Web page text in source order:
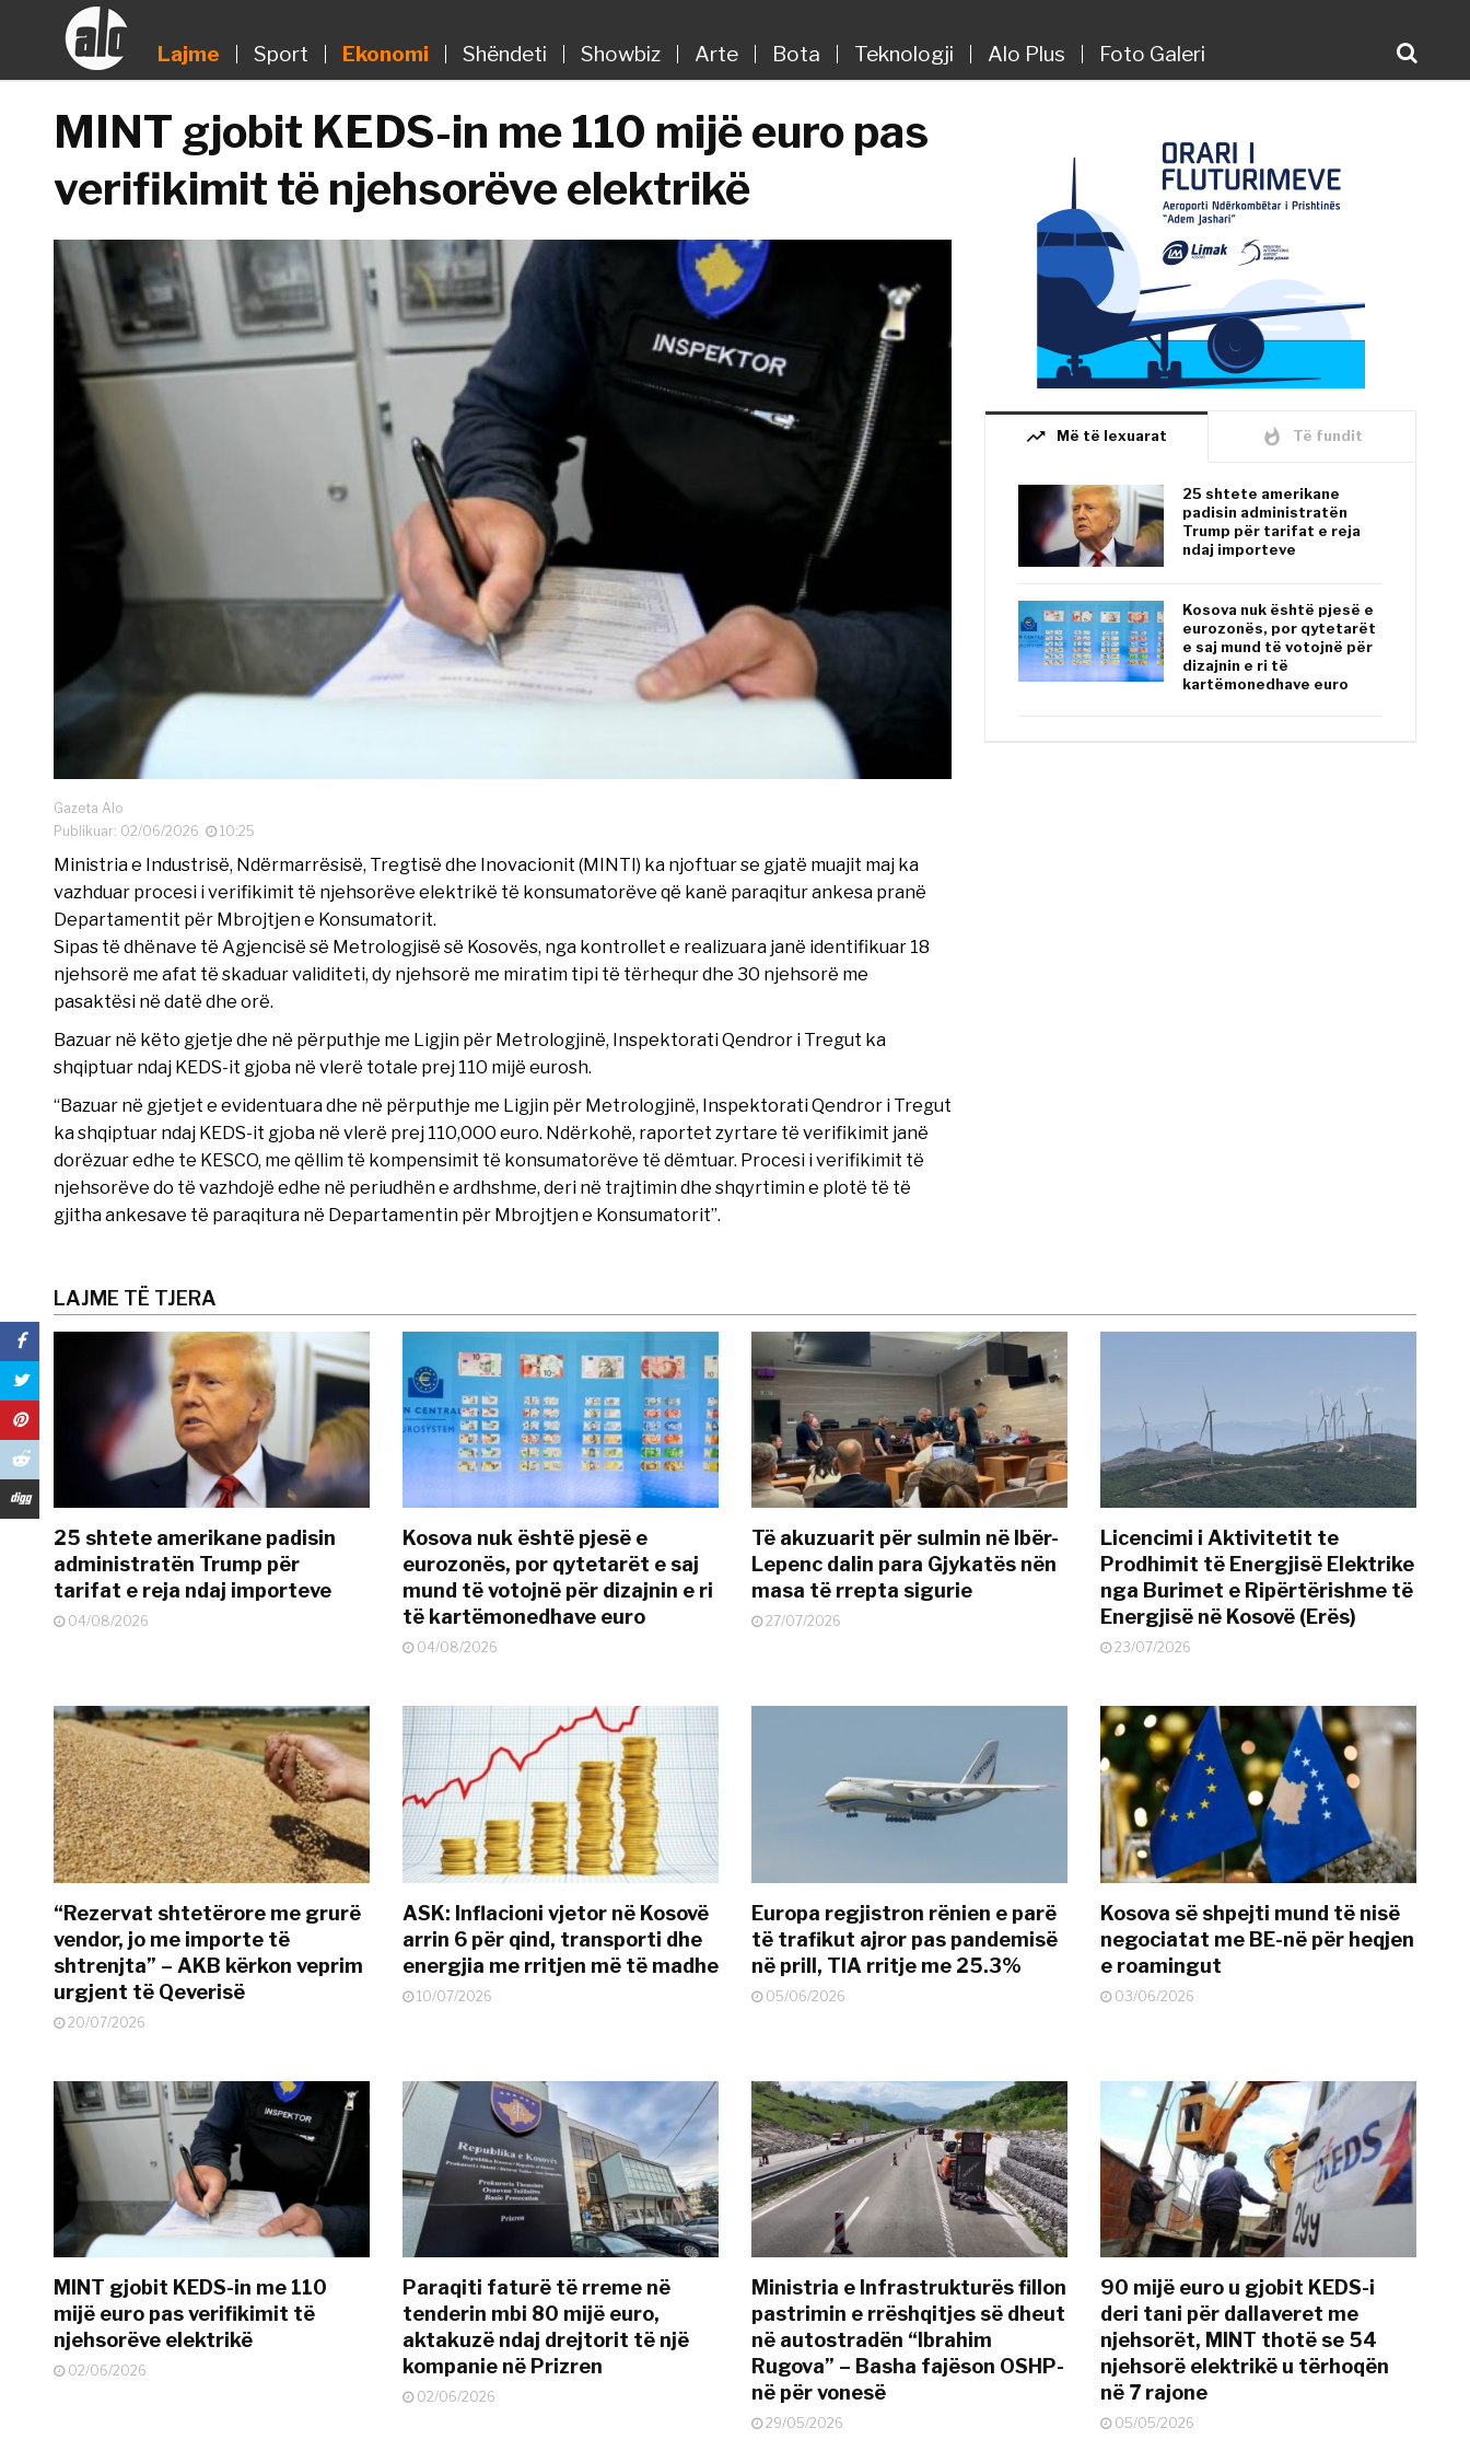
Lajme Sport Ekonomi Shëndeti Showbiz Arte Bota Teknologji Alo Plus Foto Galeri
MINT gjobit KEDS-in me 110 mijë euro pas
verifikimit të njehsorëve elektrikë
Gazeta Alo
Publikuar: 02/06/2026
10:25
Ministria e Industrisë, Ndërmarrësisë, Tregtisë dhe Inovacionit (MINTI) ka njoftuar se gjatë muajit maj ka
vazhduar procesi i verifikimit të njehsorëve elektrikë të konsumatorëve që kanë paraqitur ankesa pranë
Departamentit për Mbrojtjen e Konsumatorit.
Sipas të dhënave të Agjencisë së Metrologjisë së Kosovës, nga kontrollet e realizuara janë identifikuar 18
njehsorë me afat të skaduar validiteti, dy njehsorë me miratim tipi të tërhequr dhe 30 njehsorë me
pasaktësi në datë dhe orë.
Bazuar në këto gjetje dhe në përputhje me Ligjin për Metrologjinë, Inspektorati Qendror i Tregut ka
shqiptuar ndaj KEDS-it gjoba në vlerë totale prej 110 mijë eurosh.
“Bazuar në gjetjet e evidentuara dhe në përputhje me Ligjin për Metrologjinë, Inspektorati Qendror i Tregut
ka shqiptuar ndaj KEDS-it gjoba në vlerë prej 110,000 euro. Ndërkohë, raportet zyrtare të verifikimit janë
dorëzuar edhe te KESCO, me qëllim të kompensimit të konsumatorëve të dëmtuar. Procesi i verifikimit të
njehsorëve do të vazhdojë edhe në periudhën e ardhshme, deri në trajtimin dhe shqyrtimin e plotë të të
gjitha ankesave të paraqitura në Departamentin për Mbrojtjen e Konsumatorit”.
trending_up Më të lexuarat whatshot Të fundit
25 shtete amerikane
padisin administratën
Trump për tarifat e reja
ndaj importeve
Kosova nuk është pjesë e
eurozonës, por qytetarët
e saj mund të votojnë për
dizajnin e ri të
kartëmonedhave euro
LAJME TË TJERA
25 shtete amerikane padisin
administratën Trump për
tarifat e reja ndaj importeve
04/08/2026
Kosova nuk është pjesë e
eurozonës, por qytetarët e saj
mund të votojnë për dizajnin e ri
të kartëmonedhave euro
04/08/2026
Të akuzuarit për sulmin në Ibër-
Lepenc dalin para Gjykatës nën
masa të rrepta sigurie
27/07/2026
Licencimi i Aktivitetit te
Prodhimit të Energjisë Elektrike
nga Burimet e Ripërtërishme të
Energjisë në Kosovë (Erës)
23/07/2026
“Rezervat shtetërore me grurë
vendor, jo me importe të
shtrenjta” – AKB kërkon veprim
urgjent të Qeverisë
20/07/2026
ASK: Inflacioni vjetor në Kosovë
arrin 6 për qind, transporti dhe
energjia me rritjen më të madhe
10/07/2026
Europa regjistron rënien e parë
të trafikut ajror pas pandemisë
në prill, TIA rritje me 25.3%
05/06/2026
Kosova së shpejti mund të nisë
negociatat me BE-në për heqjen
e roamingut
03/06/2026
MINT gjobit KEDS-in me 110
mijë euro pas verifikimit të
njehsorëve elektrikë
02/06/2026
Paraqiti faturë të rreme në
tenderin mbi 80 mijë euro,
aktakuzë ndaj drejtorit të një
kompanie në Prizren
02/06/2026
Ministria e Infrastrukturës fillon
pastrimin e rrëshqitjes së dheut
në autostradën “Ibrahim
Rugova” – Basha fajëson OSHP-
në për vonesë
29/05/2026
90 mijë euro u gjobit KEDS-i
deri tani për dallaveret me
njehsorët, MINT thotë se 54
njehsorë elektrikë u tërhoqën
në 7 rajone
05/05/2026